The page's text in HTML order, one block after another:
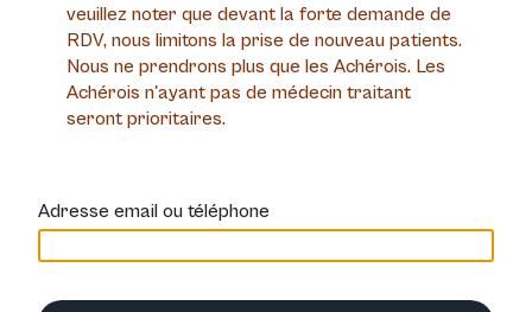
veuillez noter que devant la forte demande de
RDV, nous limitons la prise de nouveau patients.
Nous ne prendrons plus que les Achérois. Les
Achérois n'ayant pas de médecin traitant
seront prioritaires.
Adresse email ou téléphone